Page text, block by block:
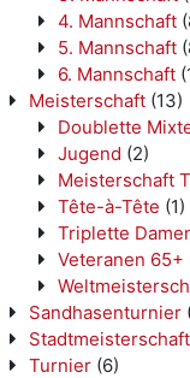
4. Mannschaft
5. Mannschaft
6. Mannschaft
Meisterschaft (13)
Doublette
Jugend (2)
Meisterschaft
Tête-à-Tête (1)
Triplette
Veteranen 65+
Sandhasenturnier
Stadtmeisterschaft
Turnier (6)